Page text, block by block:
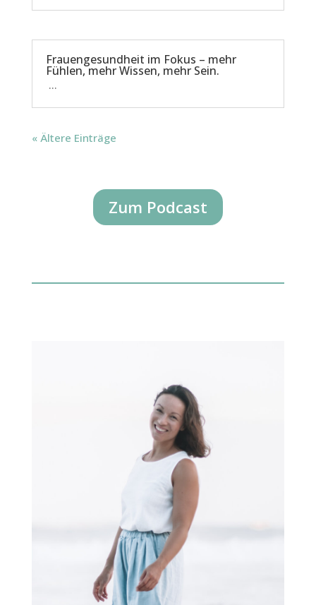
Frauengesundheit im Fokus – mehr
Fühlen, mehr Wissen, mehr Sein.
...
« Ältere Einträge
Zum Podcast